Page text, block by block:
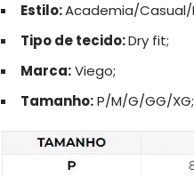
Estilo:Academia/Casual/
Tipo de tecido:Dry fit;
Marca:Viego;
Tamanho:P/M/G/GG/XG;